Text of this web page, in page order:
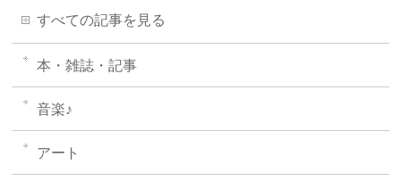
すべての記事を見る
本・雑誌・記事
音楽♪
アート